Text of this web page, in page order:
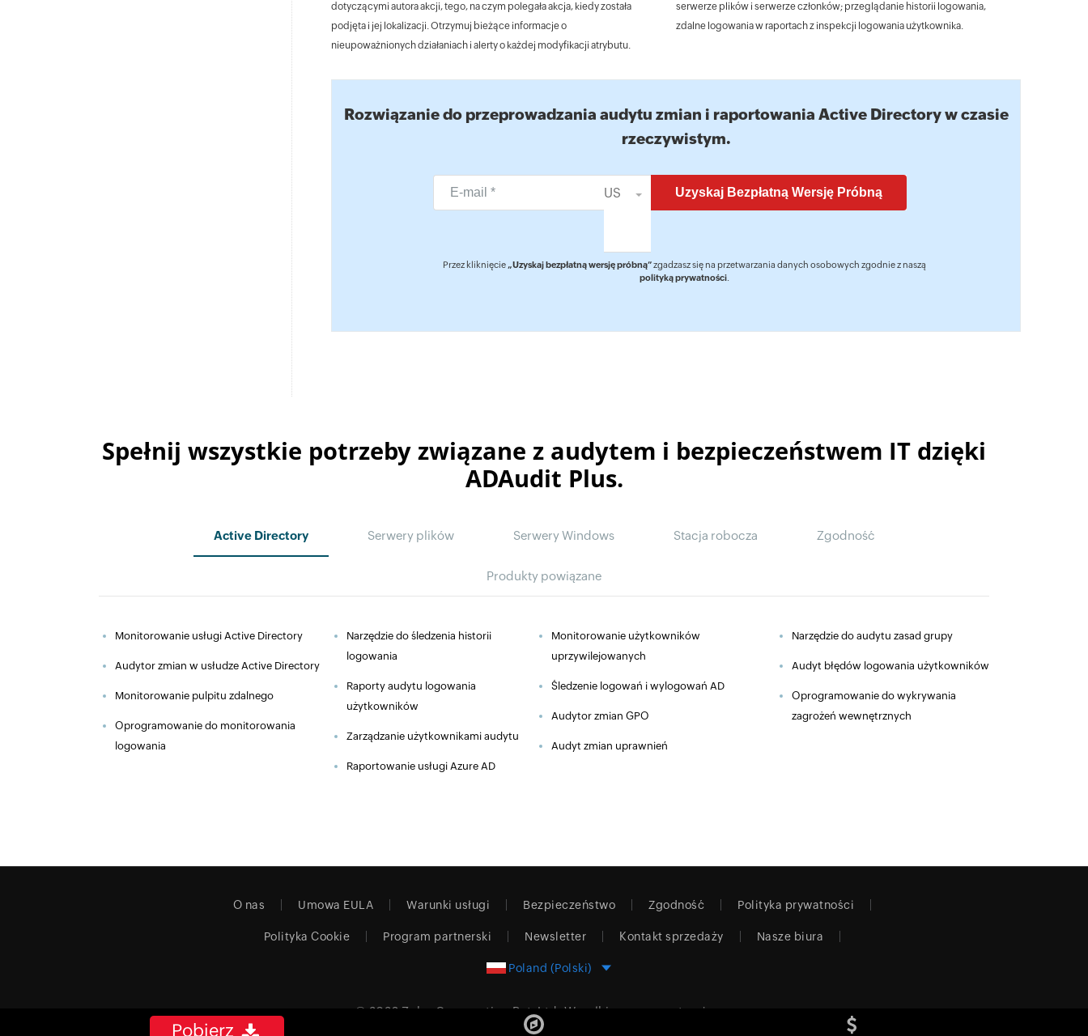
dotyczącymi autora akcji, tego, na czym polegała akcja, kiedy została
podjęta i jej lokalizacji. Otrzymuj bieżące informacje o
nieupoważnionych działaniach i alerty o każdej modyfikacji atrybutu.
serwerze plików i serwerze członków; przeglądanie historii logowania,
zdalne logowania w raportach z inspekcji logowania użytkownika.
Rozwiązanie do przeprowadzania audytu zmian i raportowania Active Directory w czasie
rzeczywistym.
US
Przez kliknięcie „Uzyskaj bezpłatną wersję próbną”zgadzasz się na przetwarzania danych osobowych zgodnie z naszą
polityką prywatności.
Spełnij wszystkie potrzeby związane z audytem i bezpieczeństwem IT dzięki
ADAudit Plus.
Active Directory Serwery plików Serwery Windows Stacja robocza Zgodność
Produkty powiązane
Monitorowanie usługi Active Directory
Audytor zmian w usłudze Active Directory
Monitorowanie pulpitu zdalnego
Oprogramowanie do monitorowania
logowania
Narzędzie do śledzenia historii
logowania
Raporty audytu logowania
użytkowników
Zarządzanie użytkownikami audytu
Raportowanie usługi Azure AD
Monitorowanie użytkowników
uprzywilejowanych
Śledzenie logowań i wylogowań AD
Audytor zmian GPO
Audyt zmian uprawnień
Narzędzie do audytu zasad grupy
Audyt błędów logowania użytkowników
Oprogramowanie do wykrywania
zagrożeń wewnętrznych
Pobierz
O nas Umowa EULA Warunki usługi Bezpieczeństwo Zgodność Polityka prywatności
Polityka Cookie Program partnerski Newsletter Kontakt sprzedaży Nasze biura
Poland (Polski)
© 2026 Zoho Corporation Pvt. Ltd. Wszelkie prawa zastrzeżone.